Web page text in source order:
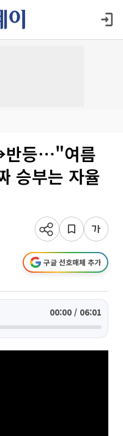
반등⋯"여름
승부는 자율
구글 선호매체 추가
00:00 / 06:01